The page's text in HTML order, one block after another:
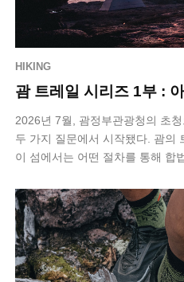
HIKING
괌 트레일 시리즈 1부 :
2026년 7월, 괌정부관광청의 초
두 가지 질문에서 시작됐다. 괌의
이 섬에서는 어떤 절차를 통해 합